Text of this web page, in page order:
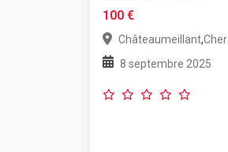
100 €
Châteaumeillant,Cher
8 septembre 2025